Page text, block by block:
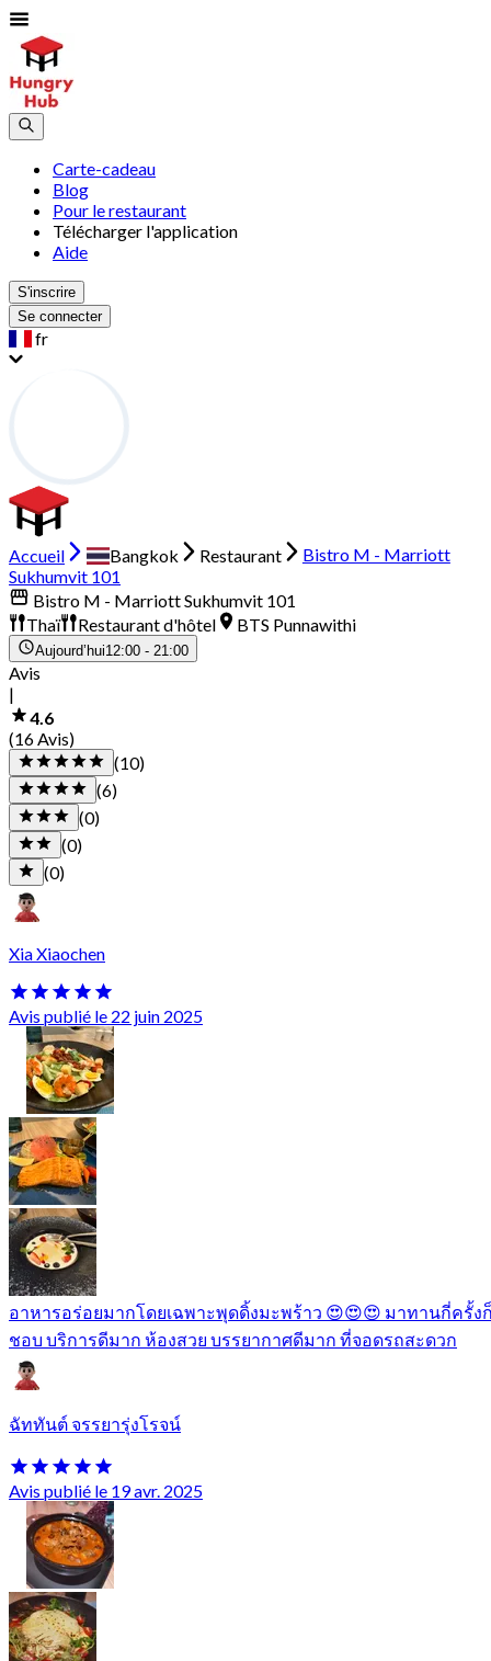
Carte-cadeau
Blog
Pour le restaurant
Télécharger l'application
Aide
S'inscrire
Se connecter
fr
Accueil Bangkok Restaurant
Bistro M - Marriott
Sukhumvit 101
Bistro M - Marriott Sukhumvit 101
Thaï
Restaurant d'hôtel BTS Punnawithi
Aujourd’hui12:00 - 21:00
Avis
|
4.6
(16 Avis)
(10)
(6)
(0)
(0)
(0)
Xia Xiaochen
Avis publié le 22 juin 2025
อาหารอร่อยมากโดยเฉพาะพุดดิ้งมะพร้าว 😍😍😍 มาทานกี่ครั้ง
ชอบ บริการดีมาก ห้องสวย บรรยากาศดีมาก ที่จอดรถสะดวก
ฉัททันต์ จรรยารุ่งโรจน์
Avis publié le 19 avr. 2025